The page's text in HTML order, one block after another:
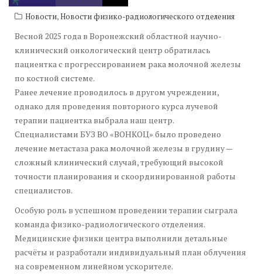
Новости,Новости физико-радиологического отделения
Весной 2025 года в Воронежский областной научно-
клинический онкологический центр обратилась
пациентка с прогрессированием рака молочной железы
по костной системе.
Ранее лечение проводилось в другом учреждении,
однако для проведения повторного курса лучевой
терапии пациентка выбрала наш центр.
Специалистами БУЗ ВО «ВОНКОЦ» было проведено
лечение метастаза рака молочной железы в грудину —
сложный клинический случай, требующий высокой
точности планирования и скоординированной работы
специалистов.
Особую роль в успешном проведении терапии сыграла
команда физико-радиологического отделения.
Медицинские физики центра выполнили детальные
расчёты и разработали индивидуальный план облучения
на современном линейном ускорителе.